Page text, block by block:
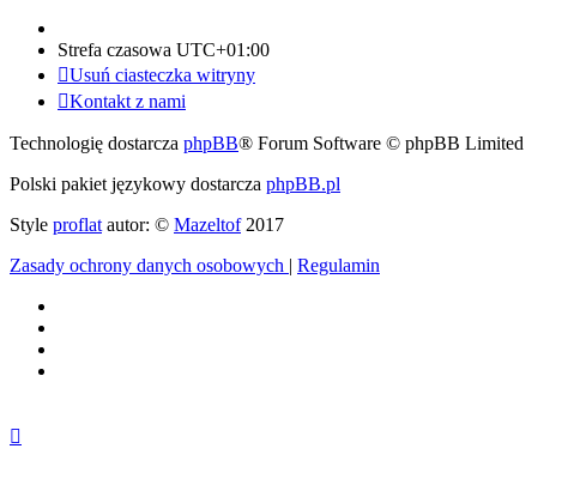
Strefa czasowa UTC+01:00
Usuń ciasteczka witryny
Kontakt z nami
Technologię dostarcza phpBB® Forum Software © phpBB Limited
Polski pakiet językowy dostarcza phpBB.pl
Style proflat autor: © Mazeltof2017
Zasady ochrony danych osobowych | Regulamin